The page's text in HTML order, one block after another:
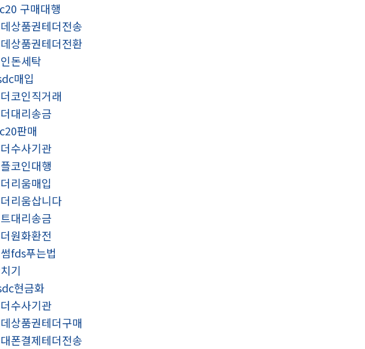
구매대행
상품권테더전송
상품권테더전환
돈세탁
매입
코인직거래
대리송금
판매
수사기관
코인대행
리움매입
리움삽니다
대리송금
원화환전
fds푸는법
기
현금화
수사기관
상품권테더구매
폰결제테더전송